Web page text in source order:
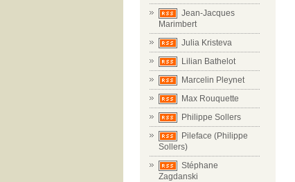
Jean-Jacques
Marimbert
Julia Kristeva
Lilian Bathelot
Marcelin Pleynet
Max Rouquette
Philippe Sollers
Pileface (Philippe
Sollers)
Stéphane
Zagdanski